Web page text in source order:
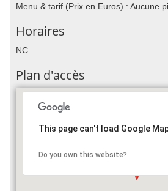
Menu & tarif (Prix en Euros) : Aucune
Horaires
NC
Plan d'accès
This page can't load Google
Do you own this website?